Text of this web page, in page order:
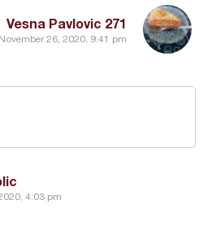
Vesna Pavlovic 271
November 26, 2020, 9:41 pm
4:03 pm